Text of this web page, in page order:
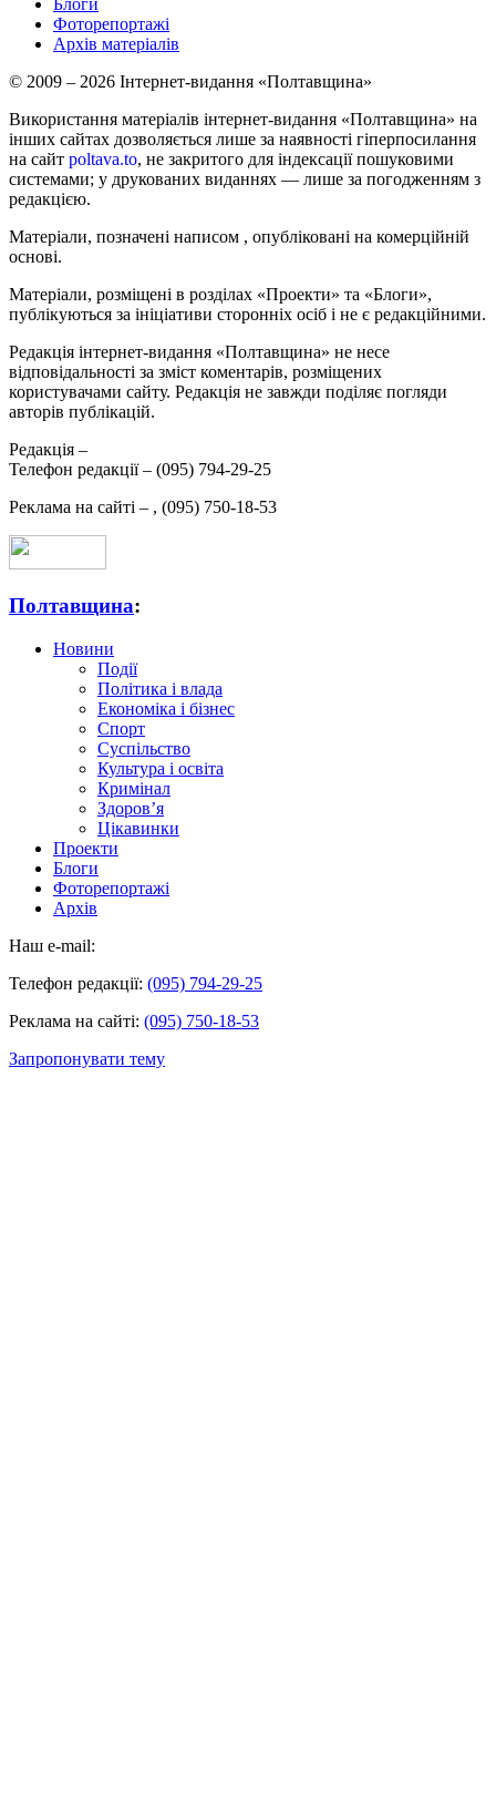
Фоторепортажі
Архів матеріалів
© 2009 – 2026 Інтернет-видання «Полтавщина»
Використання матеріалів інтернет-видання «Полтавщина» на
інших сайтах дозволяється лише за наявності гіперпосилання
на сайт poltava.to, не закритого для індексації пошуковими
системами; у друкованих виданнях — лише за погодженням з
редакцією.
Матеріали, позначені написом , опубліковані на комерційній
основі.
Матеріали, розміщені в розділах «Проекти» та «Блоги»,
публікуються за ініціативи сторонніх осіб і не є редакційними.
Редакція інтернет-видання «Полтавщина» не несе
відповідальності за зміст коментарів, розміщених
користувачами сайту. Редакція не завжди поділяє погляди
авторів публікацій.
Редакція –
Телефон редакції – (095) 794-29-25
Реклама на сайті – , (095) 750-18-53
Полтавщина:
Новини
Події
Політика і влада
Економіка і бізнес
Спорт
Суспільство
Культура і освіта
Кримінал
Здоров’я
Цікавинки
Проекти
Блоги
Фоторепортажі
Архів
Наш e-mail:
Телефон редакції: (095) 794-29-25
Реклама на сайті: (095) 750-18-53
Запропонувати тему